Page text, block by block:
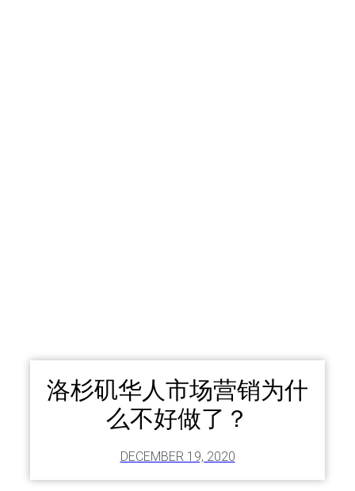
洛杉矶华人市场营销为什
么不好做了？
DECEMBER 19, 2020